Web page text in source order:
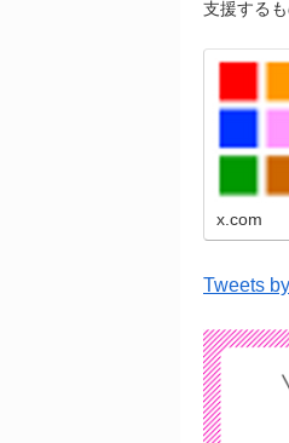
支援するも
x.com
Tweets